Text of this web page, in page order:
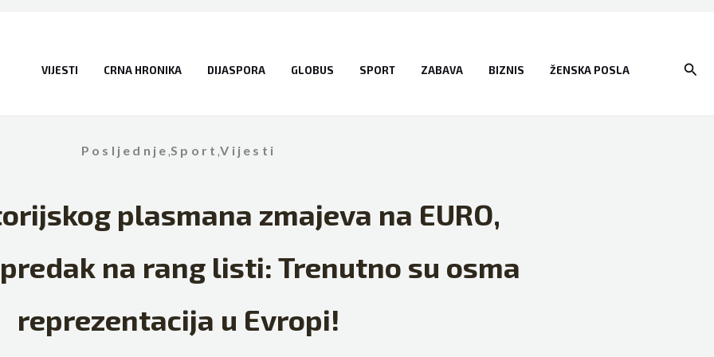
VIJESTI CRNA HRONIKA DIJASPORA GLOBUS SPORT ZABAVA BIZNIS ŽENSKA POSLA
Posljednje,Sport,Vijesti
plasmana zmajeva na EURO,
na rang listi: Trenutno su osma
reprezentacija u Evropi!